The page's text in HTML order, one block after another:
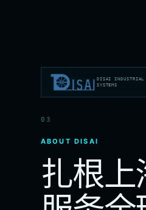
DISAI INDUSTRIAL
SYSTEMS
03
ABOUT DISAI
扎根上